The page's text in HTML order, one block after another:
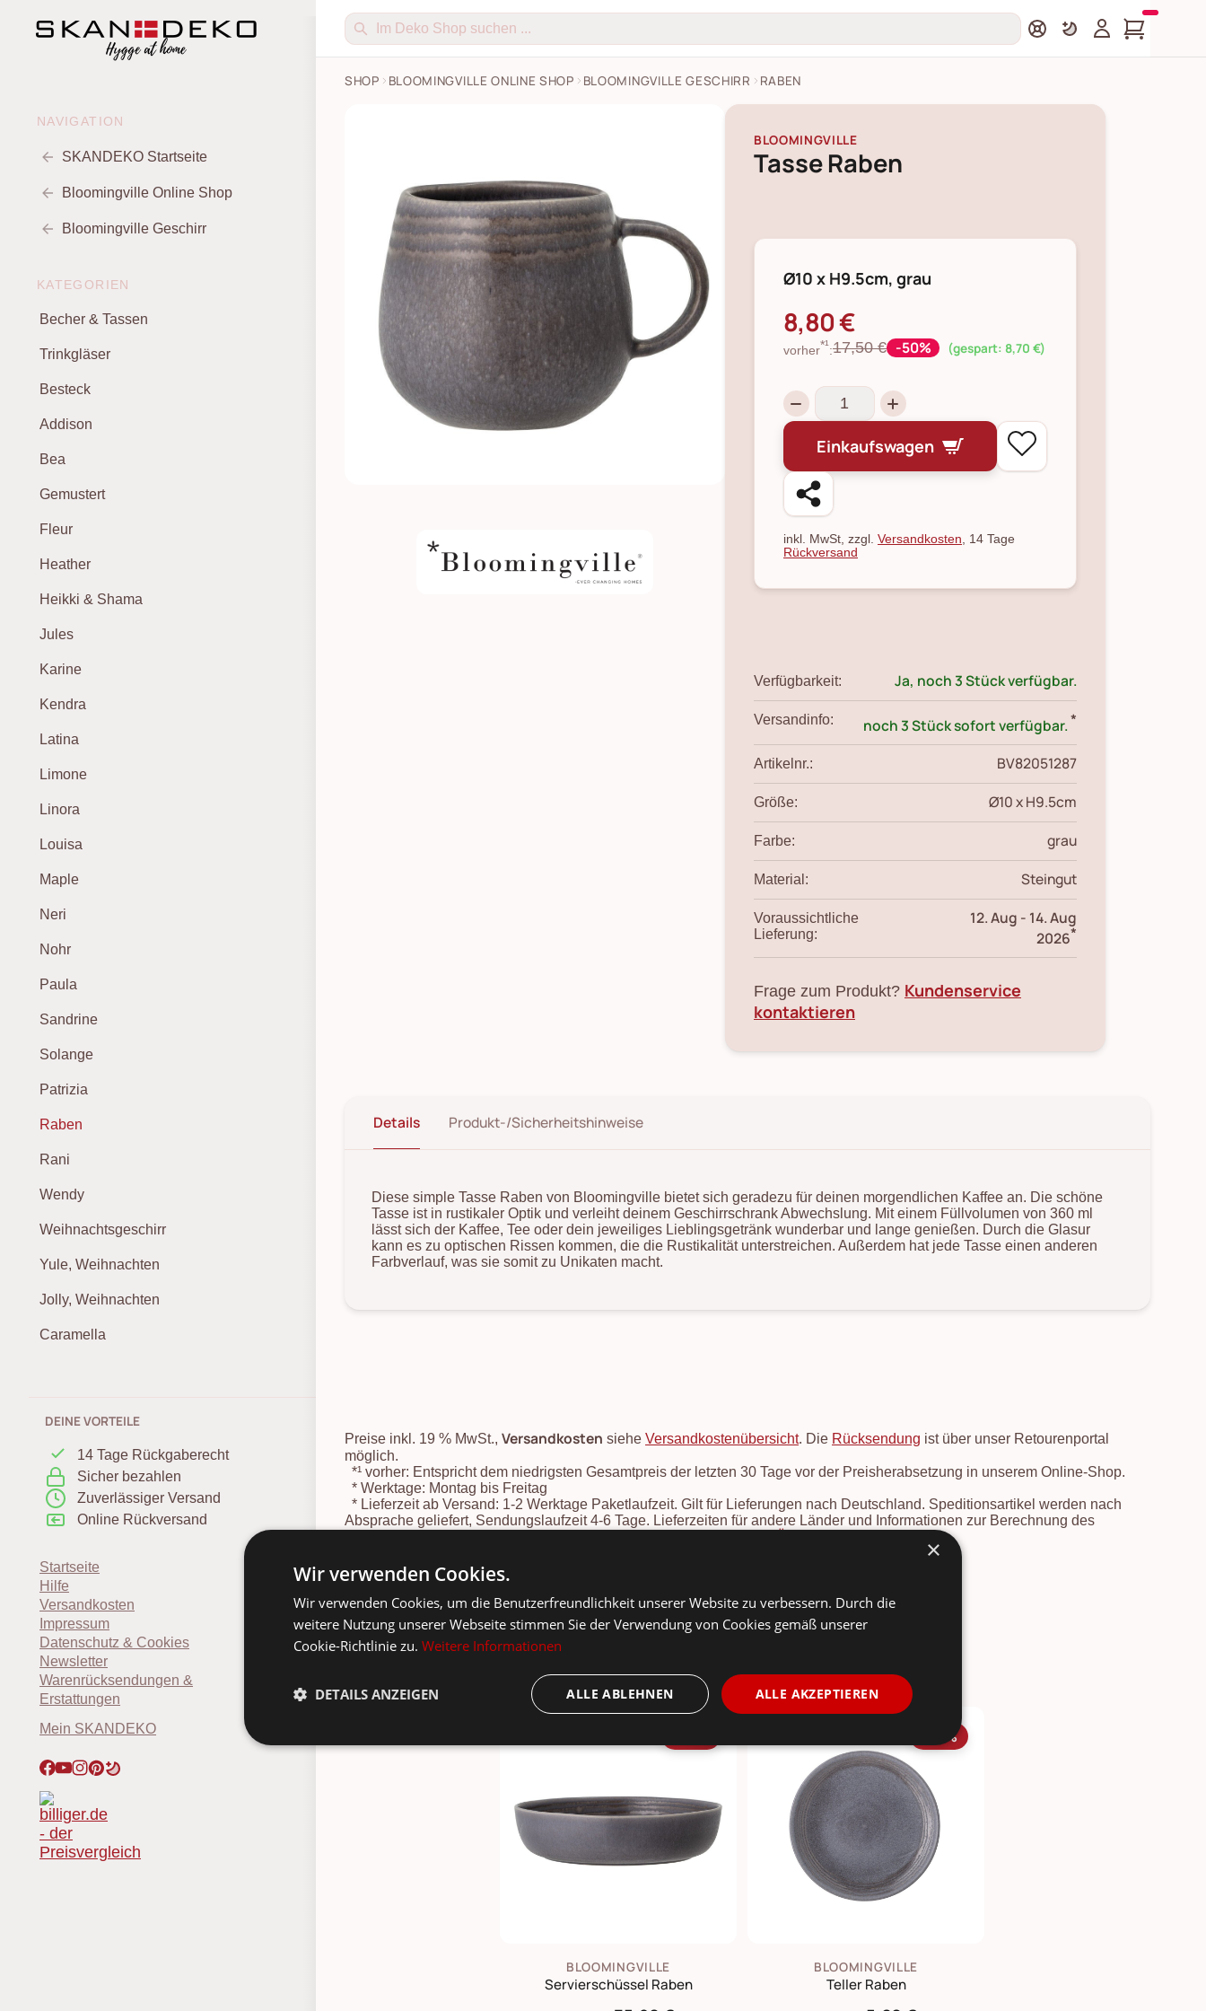
NAVIGATION
SKANDEKO Startseite
Bloomingville Online Shop
Bloomingville Geschirr
KATEGORIEN
Becher & Tassen
Trinkgläser
Besteck
Addison
Bea
Gemustert
Fleur
Heather
Heikki & Shama
Jules
Karine
Kendra
Latina
Limone
Linora
Louisa
Maple
Neri
Nohr
Paula
Sandrine
Solange
Patrizia
Raben
Rani
Wendy
Weihnachtsgeschirr
Yule, Weihnachten
Jolly, Weihnachten
Caramella
DEINE VORTEILE
14 Tage Rückgaberecht
Sicher bezahlen
Zuverlässiger Versand
Online Rückversand
Startseite
Hilfe
Versandkosten
Impressum
Datenschutz & Cookies
Newsletter
Warenrücksendungen &
Erstattungen
Mein SKANDEKO
SHOP BLOOMINGVILLE ONLINE SHOP BLOOMINGVILLE GESCHIRR RABEN
BLOOMINGVILLE
Tasse Raben
Ø10 x H9.5cm, grau
8,80 €
vorher*¹:17,50 € -50% (gespart: 8,70 €)
Einkaufswagen
inkl. MwSt, zzgl. Versandkosten, 14 Tage
Rückversand
Verfügbarkeit: Ja, noch 3 Stück verfügbar.
Versandinfo: noch 3 Stück sofort verfügbar.*
Artikelnr.: BV82051287
Größe: Ø10 x H9.5cm
Farbe: grau
Material: Steingut
Voraussichtliche
Lieferung:
12. Aug - 14. Aug
2026*
Frage zum Produkt? Kundenservice
kontaktieren
Details Produkt-/Sicherheitshinweise
Diese simple Tasse Raben von Bloomingville bietet sich geradezu für deinen morgendlichen Kaffee an. Die schöne
Tasse ist in rustikaler Optik und verleiht deinem Geschirrschrank Abwechslung. Mit einem Füllvolumen von 360 ml
lässt sich der Kaffee, Tee oder dein jeweiliges Lieblingsgetränk wunderbar und lange genießen. Durch die Glasur
kann es zu optischen Rissen kommen, die die Rustikalität unterstreichen. Außerdem hat jede Tasse einen anderen
Farbverlauf, was sie somit zu Unikaten macht.
Preise inkl. 19 % MwSt., Versandkosten siehe Versandkostenübersicht. Die Rücksendung ist über unser Retourenportal
möglich.
*¹ vorher: Entspricht dem niedrigsten Gesamtpreis der letzten 30 Tage vor der Preisherabsetzung in unserem Online-Shop.
* Werktage: Montag bis Freitag
* Lieferzeit ab Versand: 1-2 Werktage Paketlaufzeit. Gilt für Lieferungen nach Deutschland. Speditionsartikel werden nach
Absprache geliefert, Sendungslaufzeit 4-6 Tage. Lieferzeiten für andere Länder und Informationen zur Berechnung des
BLOOMINGVILLE
Servierschüssel Raben
-70%
BLOOMINGVILLE
Teller Raben
×
Wir verwenden Cookies.
Wir verwenden Cookies, um die Benutzerfreundlichkeit unserer Website zu verbessern. Durch die
weitere Nutzung unserer Webseite stimmen Sie der Verwendung von Cookies gemäß unserer
Cookie-Richtlinie zu. Weitere Informationen
ALLE AKZEPTIEREN
ALLE ABLEHNEN
DETAILS ANZEIGEN